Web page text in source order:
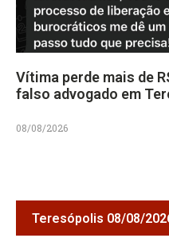
Vítima perde mais de
falso advogado em
08/08/2026
Teresópolis 08/08/